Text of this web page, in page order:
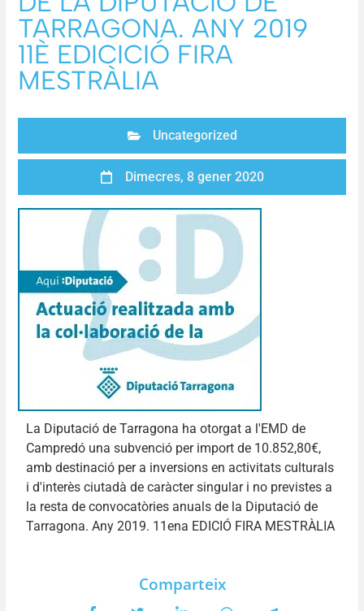
TARRAGONA. ANY 2019
11È EDICICIÓ FIRA
MESTRÀLIA
Uncategorized
Dimecres, 8 gener 2020
La Diputació de Tarragona ha otorgat a l'EMD de
Campredó una subvenció per import de 10.852,80€,
amb destinació per a inversions en activitats culturals
i d'interès ciutadà de caràcter singular i no previstes a
la resta de convocatòries anuals de la Diputació de
Tarragona. Any 2019. 11ena EDICIÓ FIRA MESTRÀLIA
Comparteix